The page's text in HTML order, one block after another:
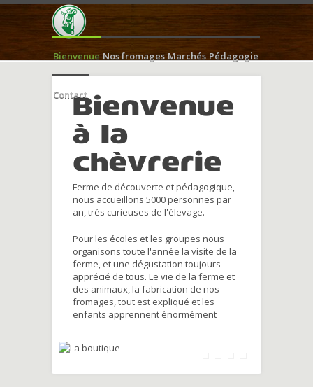
Bienvenue Nos fromages Marchés Pédagogie
ContactBienvenue
à la
chèvrerie
Ferme de découverte et pédagogique,
nous accueillons 5000 personnes par
an, trés curieuses de l'élevage.
Pour les écoles et les groupes nous
organisons toute l'année la visite de la
ferme, et une dégustation toujours
apprécié de tous. Le vie de la ferme et
des animaux, la fabrication de nos
fromages, tout est expliqué et les
enfants apprennent énormément